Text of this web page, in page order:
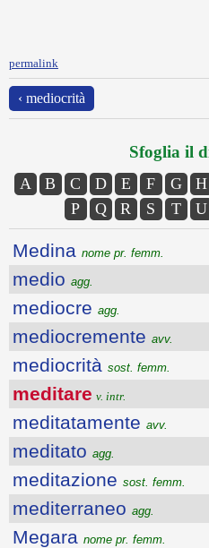
permalink
‹ mediocrità
Sfoglia il
A B C D E F G H
P
Q R S T U
Medina nome pr. femm.
medio agg.
mediocre agg.
mediocremente avv.
mediocrità sost. femm.
meditare v. intr.
meditatamente avv.
meditato agg.
meditazione sost. femm.
mediterraneo agg.
Megara nome pr. femm.